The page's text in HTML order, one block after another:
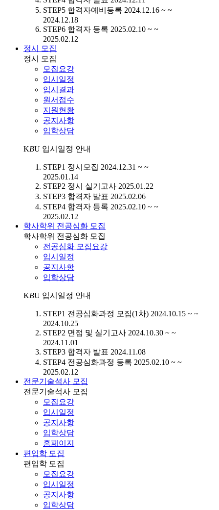
STEP5 합격자예비등록 2024.12.16 ~ ~
2024.12.18
STEP6 합격자 등록 2025.02.10 ~ ~
2025.02.12
정시 모집
정시 모집
모집요강
입시일정
입시결과
원서접수
지원현황
공지사항
입학상담
KBU 입시일정 안내
STEP1 정시모집 2024.12.31 ~ ~
2025.01.14
STEP2 정시 실기고사 2025.01.22
STEP3 합격자 발표 2025.02.06
STEP4 합격자 등록 2025.02.10 ~ ~
2025.02.12
학사학위 전공심화 모집
학사학위 전공심화 모집
전공심화 모집요강
입시일정
공지사항
입학상담
KBU 입시일정 안내
STEP1 전공심화과정 모집(1차) 2024.10.15 ~ ~
2024.10.25
STEP2 면접 및 실기고사 2024.10.30 ~ ~
2024.11.01
STEP3 합격자 발표 2024.11.08
STEP4 전공심화과정 등록 2025.02.10 ~ ~
2025.02.12
전문기술석사 모집
전문기술석사 모집
모집요강
입시일정
공지사항
입학상담
홈페이지
편입학 모집
편입학 모집
모집요강
입시일정
공지사항
입학상담